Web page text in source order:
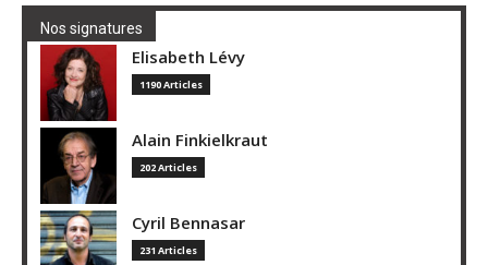
Nos signatures
Elisabeth Lévy
1190 Articles
Alain Finkielkraut
202 Articles
Cyril Bennasar
231 Articles